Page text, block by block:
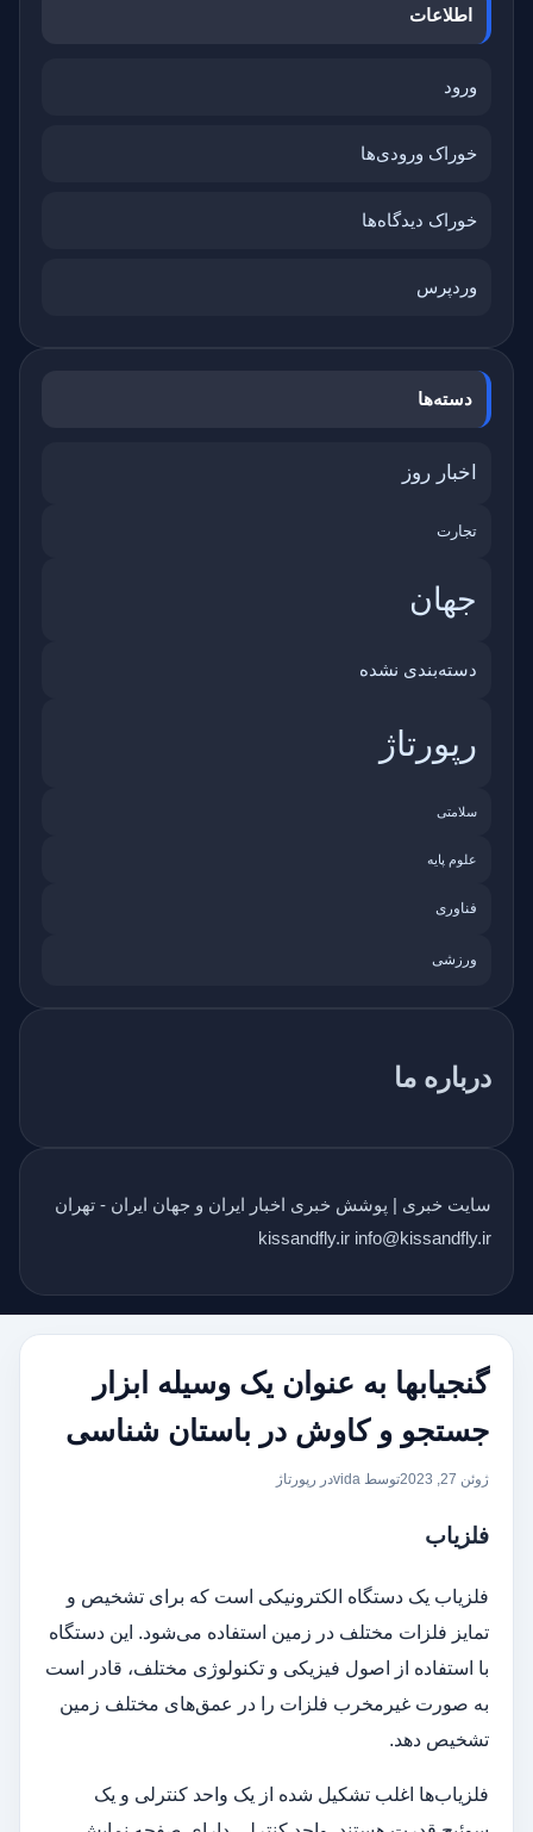
اطلاعات
ورود
خوراک ورودی‌ها
خوراک دیدگاه‌ها
وردپرس
دسته‌ها
اخبار روز
تجارت
جهان
دسته‌بندی نشده
رپورتاژ
سلامتی
علوم پایه
فناوری
ورزشی
درباره ما
سایت خبری | پوشش خبری اخبار ایران و جهان ایران - تهران
kissandfly.ir info@kissandfly.ir
گنجیابها به عنوان یک وسیله ابزار
جستجو و کاوش در باستان شناسی
ژوئن 27, 2023 توسط vida در رپورتاژ
فلزیاب
فلزیاب یک دستگاه الکترونیکی است که برای تشخیص و
تمایز فلزات مختلف در زمین استفاده می‌شود. این دستگاه
با استفاده از اصول فیزیکی و تکنولوژی مختلف، قادر است
به صورت غیرمخرب فلزات را در عمق‌های مختلف زمین
تشخیص دهد.
فلزیاب‌ها اغلب تشکیل شده از یک واحد کنترلی و یک